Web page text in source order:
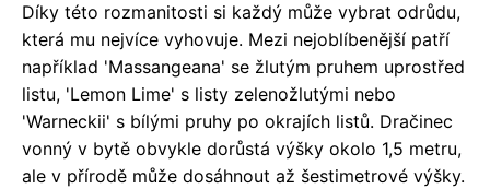
Díky této rozmanitosti si každý může vybrat odrůdu,
která mu nejvíce vyhovuje. Mezi nejoblíbenější patří
například 'Massangeana' se žlutým pruhem uprostřed
listu, 'Lemon Lime' s listy zelenožlutými nebo
'Warneckii' s bílými pruhy po okrajích listů. Dračinec
vonný v bytě obvykle dorůstá výšky okolo 1,5 metru,
ale v přírodě může dosáhnout až šestimetrové výšky.